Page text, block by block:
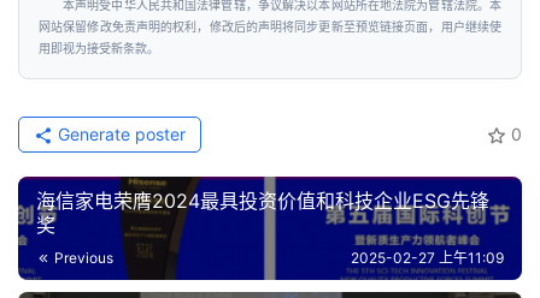
本声明受中华人民共和国法律管辖，争议解决以本网站所在地法院为管辖法院。本
网站保留修改免责声明的权利，修改后的声明将同步更新至预览链接页面，用户继续使
用即视为接受新条款。
0
Generate poster
海信家电荣膺2024最具投资价值和科技企业ESG先锋
奖
Previous 2025-02-27 上午11:09